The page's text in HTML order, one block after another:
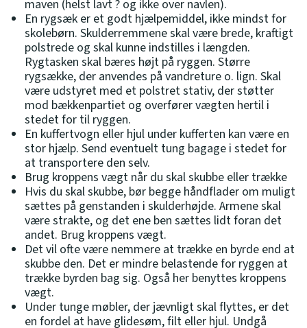
maven (helst lavt ? og ikke over navlen).
En rygsæk er et godt hjælpemiddel, ikke mindst for
skolebørn. Skulderremmene skal være brede, kraftigt
polstrede og skal kunne indstilles i længden.
Rygtasken skal bæres højt på ryggen. Større
rygsække, der anvendes på vandreture o. lign. Skal
være udstyret med et polstret stativ, der støtter
mod bækkenpartiet og overfører vægten hertil i
stedet for til ryggen.
En kuffertvogn eller hjul under kufferten kan være en
stor hjælp. Send eventuelt tung bagage i stedet for
at transportere den selv.
Brug kroppens vægt når du skal skubbe eller trække
Hvis du skal skubbe, bør begge håndflader om muligt
sættes på genstanden i skulderhøjde. Armene skal
være strakte, og det ene ben sættes lidt foran det
andet. Brug kroppens vægt.
Det vil ofte være nemmere at trække en byrde end at
skubbe den. Det er mindre belastende for ryggen at
trække byrden bag sig. Også her benyttes kroppens
vægt.
Under tunge møbler, der jævnligt skal flyttes, er det
en fordel at have glidesøm, filt eller hjul. Undgå